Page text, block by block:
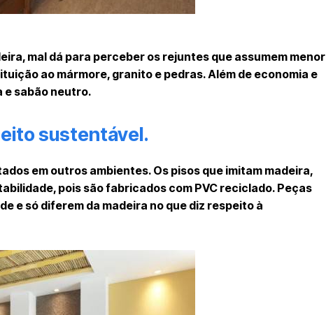
mal dá para perceber os rejuntes que assumem menor
ao mármore, granito e pedras. Além de economia e
e sabão neutro.
sustentável.
em outros ambientes. Os pisos que imitam madeira,
pois são fabricados com PVC reciclado. Peças
e só diferem da madeira no que diz respeito à